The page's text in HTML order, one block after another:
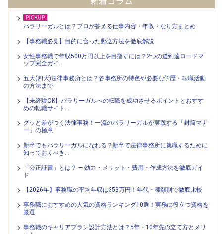
パラリーガルとは？プロが答える仕事内容・年収・なり方まとめ
【事務職必見】目的に合った郵送方法を徹底解説
女性事務職で年収500万円以上を目指すには？2つの道到達ロードマ
ップ完全ガイ…
五大(四大)法律事務所とは？各事務所の特色や必要な学歴・転職活動
の方法まで
【未経験OK】パラリーガルへの転職を成功させるポイントとおすす
めの転職サイト…
グッと差がつく法律事務！一流のパラリーガルが実践する「封筒マナ
ー」の極意
新卒でもパラリーガルになれる？新卒で法律事務所に就職するために
知っておくべき…
「公正証書」とは？ — 効力・メリット・費用・作成方法を徹底ガイ
ド
【2026年】事務職の平均年収は353万円！年代・種類別で徹底比較
事務職におすすめの人気の資格ランキング10選！実務に役立つ資格を
厳選
事務職のキャリアプラン設計方法とは？5年・10年先の立て方とメリ